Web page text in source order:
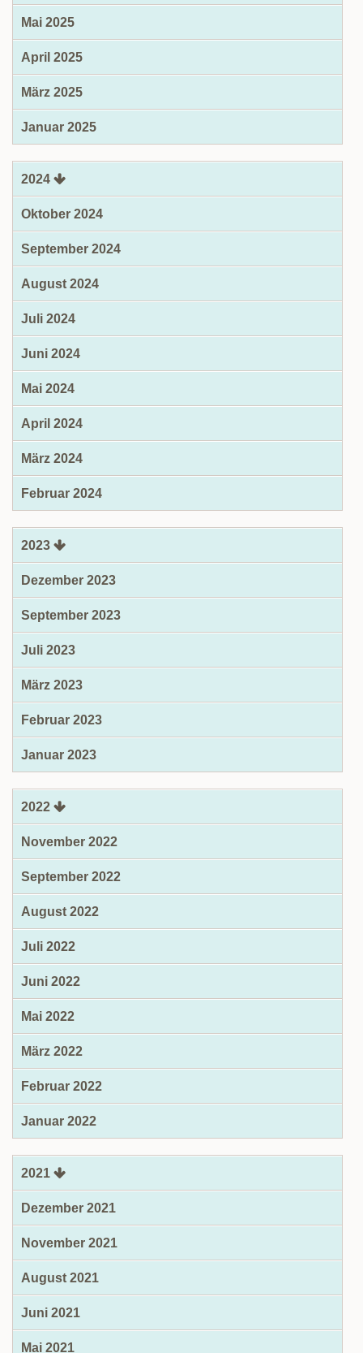
Mai 2025
April 2025
März 2025
Januar 2025
2024
Oktober 2024
September 2024
August 2024
Juli 2024
Juni 2024
Mai 2024
April 2024
März 2024
Februar 2024
2023
Dezember 2023
September 2023
Juli 2023
März 2023
Februar 2023
Januar 2023
2022
November 2022
September 2022
August 2022
Juli 2022
Juni 2022
Mai 2022
März 2022
Februar 2022
Januar 2022
2021
Dezember 2021
November 2021
August 2021
Juni 2021
Mai 2021